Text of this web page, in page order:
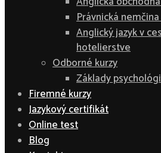
Právnická
Anglický jazyk v
hotelierstve
Odborné kurzy
Základy
Firemné kurzy
Jazykový certifikát
Online test
Blog